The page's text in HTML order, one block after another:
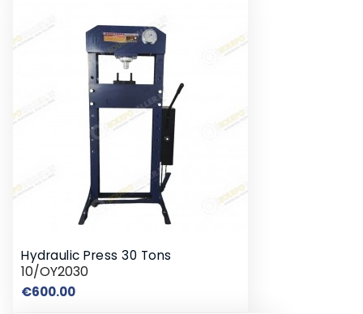
Hydraulic Press 30 Tons
10/OY2030
€600.00Price